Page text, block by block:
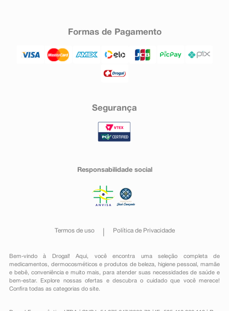
Formas de Pagamento
Segurança
Responsabilidade social
Termos de uso Política de Privacidade
Bem-vindo à Drogal! Aqui, você encontra uma seleção completa de
medicamentos , dermocosméticos e produtos de beleza, higiene pessoal ,mamãe
e bebê, conveniênciae muito mais, para atender suas necessidades de saúde e
bem-estar. Explore nossas ofertas e descubra o cuidado que você merece!
Confira todas as categorias do site.